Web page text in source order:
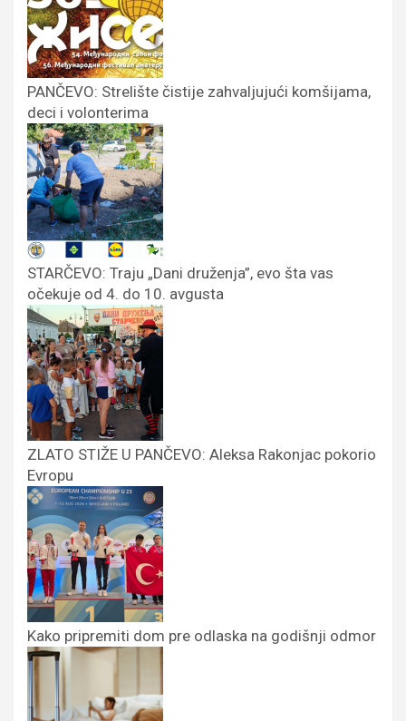
PANČEVO: Strelište čistije zahvaljujući komšijama,
deci i volonterima
STARČEVO: Traju „Dani druženja”, evo šta vas
očekuje od 4. do 10. avgusta
ZLATO STIŽE U PANČEVO: Aleksa Rakonjac pokorio
Evropu
Kako pripremiti dom pre odlaska na godišnji odmor